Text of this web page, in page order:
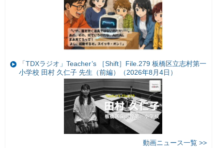
「TDXラジオ」Teacher’s ［Shift］File.279 板橋区立志村第一
小学校 田村 久仁子 先生（前編）（2026年8月4日）
動画ニュース一覧 >>